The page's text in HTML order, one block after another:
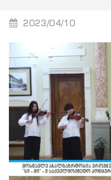
2023/04/10